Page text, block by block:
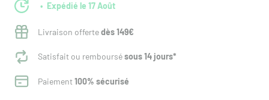
Expédié le 17 Août
Livraison offertedès 149€
Satisfait ou remboursésous 14 jours*
Paiement100% sécurisé